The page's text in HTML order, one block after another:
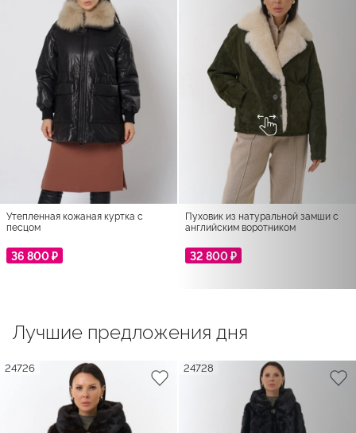
Утепленная кожаная куртка с
песцом
36 800 ₽
Пуховик из натуральной замши с
английским воротником
32 800 ₽
Лучшие предложения дня
24726 24728